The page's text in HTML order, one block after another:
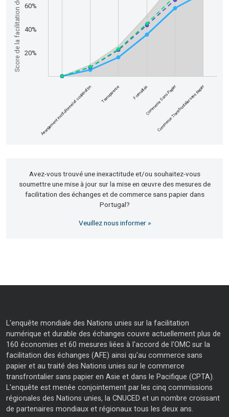
20%
40%
60%
Arrangement institutionnel et coopération Transparence FormalitésCommerce Sans Papier
Commerce Transfrontalier sans papier
Avez-vous trouvé une inexactitude et/ou souhaitez-vous
soumettre une mise à jour sur la mise en œuvre des mesures de
facilitation des échanges et de commerce sans papier dans
Portugal?
Veuillez nous informer »
L'enquête mondiale des Nations unies sur la facilitation
numérique et durable des échanges couvre actuellement plus de
160 économies et 60 mesures liées à l'accord de l'OMC sur la
facilitation des échanges (AFE) ainsi qu'au commerce sans
papier et au traité des Nations unies sur le commerce
transfrontalier sans papier en Asie et dans le Pacifique (CPTA).
L'enquête est menée conjointement par les cinq commissions
régionales des Nations unies, la CNUCED et un nombre croissant
de partenaires mondiaux et régionaux tous les deux ans.